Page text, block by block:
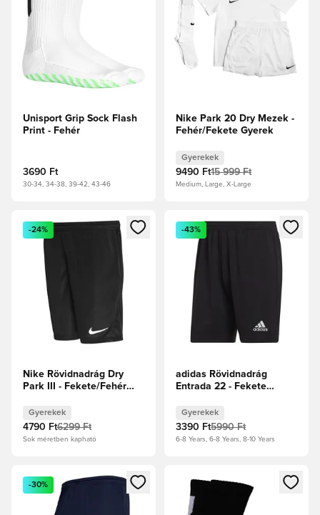
Unisport Grip Sock Flash
Print - Fehér
3690 Ft
30-34, 34-38, 39-42, 43-46
Nike Park 20 Dry Mezek -
Fehér/Fekete Gyerek
Gyerekek
9490 Ft15 999 Ft
Medium, Large, X-Large
Megnyit egy modált a bejelentkezéshez vagy a tagként
-24%
Nike Rövidnadrág Dry
Park III - Fekete/Fehér
Gyerekek
4790 Ft6299 Ft
Sok méretben kapható
Megnyit egy modált a
-43%
adidas Rövidnadrág
Entrada 22 - Fekete
Gyerekek
3390 Ft5990 Ft
6-8 Years, 6-8 Years, 8-10 Years
Megnyit egy modált a bejelentkezéshez vagy a tagként
-30%
Megnyit egy modált a